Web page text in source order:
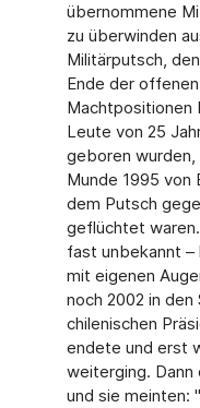
übernommene
zu überwinden
Militärputsch,
Ende der
Leute von 25
geboren wurden,
Munde 1995 von
dem Putsch
geflüchtet
fast unbekannt –
mit eigenen
noch 2002 in
chilenischen
endete und erst
weiterging.
und sie meinten: